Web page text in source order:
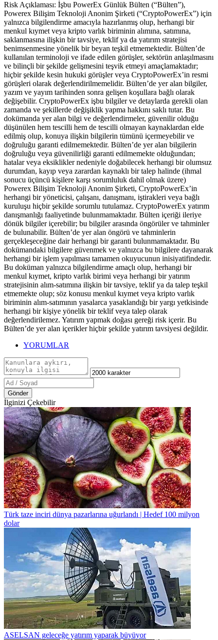
Risk Açıklaması: İşbu PowerEx Günlük Bülten (“Bülten”),
Powerex Bilişim Teknoloji Anonim Şirketi (“CryptoPowerEx”) için
yalnızca bilgilendirme amacıyla hazırlanmış olup, herhangi bir
menkul kıymet veya kripto varlık biriminin alımına, satımına,
saklanmasına ilişkin bir tavsiye, teklif ya da yatırım stratejisi
benimsenmesine yönelik bir beyan teşkil etmemektedir. Bülten’de
kullanılan terminoloji ve ifade edilen görüşler, sektörün anlaşılmasını
ve bilinçli bir şekilde gelişmesini teşvik etmeyi amaçlamaktadır;
hiçbir şekilde kesin hukuki görüşler veya CryptoPowerEx’in resmi
görüşleri olarak değerlendirilmemelidir. Bülten’de yer alan bilgiler,
yazım ve yayım tarihinden sonra gelişen koşullara bağlı olarak
değişebilir. CryptoPowerEx işbu bilgiler ve detaylarda gerekli olan
zamanda ve şekillerde değişiklik yapma hakkını saklı tutar. Bu
dokümanda yer alan bilgi ve değerlendirmeler, güvenilir olduğu
düşünülen hem tescilli hem de tescilli olmayan kaynaklardan elde
edilmiş olup, konuya ilişkin bilgilerin tümünü içermeyebilir ve
doğruluğu garanti edilmemektedir. Bülten’de yer alan bilgilerin
doğruluğu veya güvenilirliği garanti edilmemekte olduğundan;
hatalar veya eksiklikler nedeniyle doğabilecek herhangi bir olumsuz
durumdan, kayıp veya zarardan kaynaklı bir talep halinde (ihmal
sonucu üçüncü kişilere karşı sorumluluk dahil olmak üzere)
Powerex Bilişim Teknoloji Anonim Şirketi, CryptoPowerEx’in
herhangi bir yöneticisi, çalışanı, danışmanı, iştirakleri veya bağlı
kuruluşu hiçbir şekilde sorumlu tutulamaz. CryptoPowerEx yatırım
danışmanlığı faaliyetinde bulunmamaktadır. Bülten içeriği ileriye
dönük bilgiler içerebilir; bu bilgiler arasında öngörüler ve tahminler
de bulunabilir. Bülten’de yer alan öngörü ve tahminlerin
gerçekleşeceğine dair herhangi bir garanti bulunmamaktadır. Bu
dokümandaki bilgilere güvenmek ve yalnızca bu bilgilere dayanarak
herhangi bir işlem yapılması tamamen okuyucunun inisiyatifindedir.
Bu doküman yalnızca bilgilendirme amaçlı olup, herhangi bir
menkul kıymet, kripto varlık birimi veya herhangi bir yatırım
stratejisinin alım-satımına ilişkin bir tavsiye, teklif ya da talep teşkil
etmemekte olup; söz konusu menkul kıymet veya kripto varlık
biriminin alım-satımının yasalarca yasaklandığı bir yargı yetkisinde
herhangi bir kişiye yönelik bir teklif veya talep olarak
değerlendirilemez. Yatırım yapmak doğası gereği risk içerir. Bu
Bülten’de yer alan içerikler hiçbir şekilde yatırım tavsiyesi değildir.
YORUMLAR
Gönder
İlginizi Çekebilir
Türk taze inciri dünya pazarlarına uğurlandı | Hedef 100 milyon
dolar
ASELSAN geleceğe yatırım yaparak büyüyor